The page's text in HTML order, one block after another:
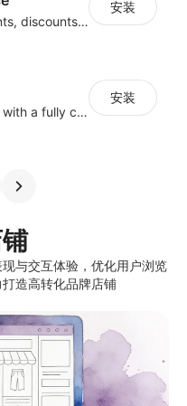
Highlight announcements, discounts, and collections with interactive designs
安装
Offer last-minute deals with a fully customizable Exit Intent Popup!
安装
与交互体验，优化用户浏览
造高转化品牌店铺